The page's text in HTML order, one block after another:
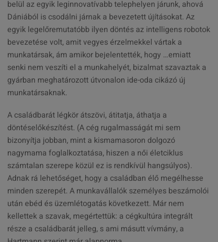
belül az egyik leginnovatívabb telephelyen járunk, ahová
Dániából is csodálni járnak a bevezetett újításokat. Az
egyik legelőremutatóbb ilyen döntés az intelligens robotok
bevezetése volt, amit vegyes érzelmekkel vártak a
munkatársak, ám amikor bejelentették, hogy …emiatt
senki nem veszíti el a munkahelyét, bizalmat szavaztak a
gyárban meghatározott útvonalon ide-oda cikázó új
munkatársaknak.
A családbarát légkör átszövi, átitatja, áthatja a
döntéselőkészítést. (A cég rugalmasságát mi sem
bizonyítja jobban, mint a kismamasoron dolgozó
nagymama foglalkoztatása, hiszen a női életciklus
számtalan szerepe közül ez is rendkívül hangsúlyos).
Adnak rá lehetőséget, hogy a családban élő megélhesse
minden szerepét. A munkavállalók személyes beszámolói
után ebéd és üzemlétogatás következett. Már nem
kellettek a szavak, megértettük: a cégkultúra integrált
része a családbarát jelleg, s ami másutt vívmány, a